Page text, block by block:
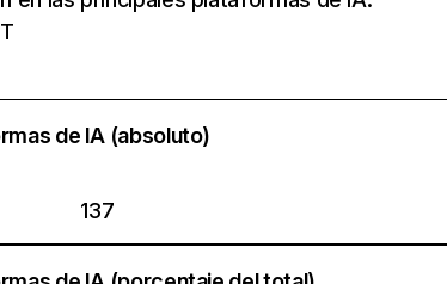
de IA (absoluto)
137